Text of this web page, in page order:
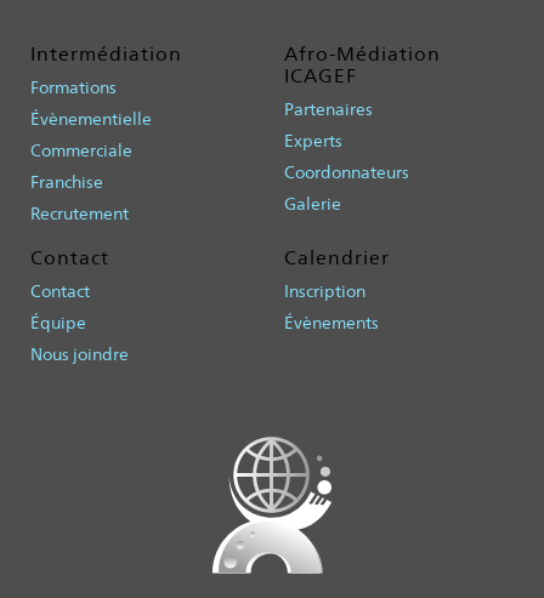
Intermédiation
Formations
Évènementielle
Commerciale
Franchise
Recrutement
Afro-Médiation
ICAGEF
Partenaires
Experts
Coordonnateurs
Galerie
Contact
Contact
Équipe
Nous joindre
Calendrier
Inscription
Évènements